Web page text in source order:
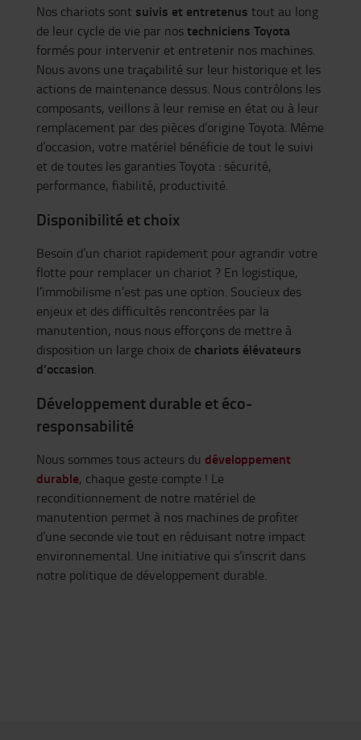
Nos chariots sont suivis et entretenus tout au long
de leur cycle de vie par nostechniciens Toyota
formés pour intervenir et entretenir nos machines.
Nous avons une traçabilité sur leur historique et les
actions de maintenance dessus. Nous contrôlons les
composants, veillons à leur remise en état ou à leur
remplacement par des pièces d’origine Toyota. Même
d’occasion, votre matériel bénéficie de tout le suivi
et de toutes les garanties Toyota : sécurité,
performance, fiabilité, productivité.
Disponibilité et choix
Besoin d’un chariot rapidement pour agrandir votre
flotte pour remplacer un chariot ? En logistique,
l’immobilisme n’est pas une option. Soucieux des
enjeux et des difficultés rencontrées par la
manutention, nous nous efforçons de mettre à
disposition un large choix de chariots élévateurs
d’occasion.
Développement durable et éco-
responsabilité
Nous sommes tous acteurs du développement
durable, chaque geste compte ! Le
reconditionnement de notre matériel de
manutention permet à nos machines de profiter
d’une seconde vie tout en réduisant notre impact
environnemental. Une initiative qui s’inscrit dans
notre politique de développement durable.